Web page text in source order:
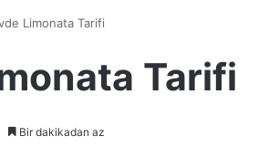
Limonata Tarifi
Tarifi
Bir dakikadan az